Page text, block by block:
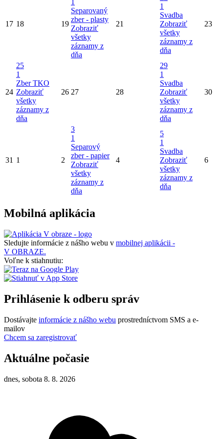
17 18 19
1
Separovaný
zber - plasty
Zobraziť
všetky
záznamy z
dňa
21
1
Svadba
Zobraziť
všetky
záznamy z
dňa
23
24
25
1
Zber TKO
Zobraziť
všetky
záznamy z
dňa
26 27 28
29
1
Svadba
Zobraziť
všetky
záznamy z
dňa
30
31 1 2
3
1
Separový
zber - papier
Zobraziť
všetky
záznamy z
dňa
4
5
1
Svadba
Zobraziť
všetky
záznamy z
dňa
6
Mobilná aplikácia
Sledujte informácie z nášho webu v mobilnej aplikácii -
V OBRAZE.
Voľne k stiahnutiu:
Prihlásenie k odberu správ
Dostávajte informácie z nášho webu prostredníctvom SMS a e-
mailov
Chcem sa zaregistrovať
Aktuálne počasie
dnes, sobota 8. 8. 2026